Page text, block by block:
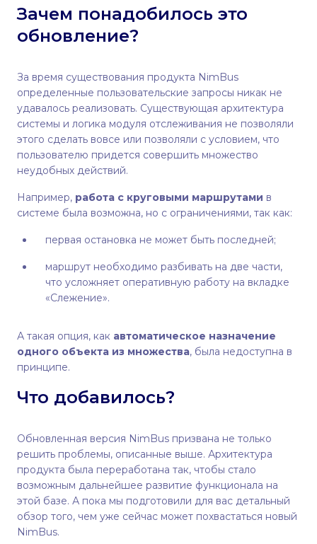
Зачем понадобилось это
обновление?
За время существования продукта NimBus
определенные пользовательские запросы никак не
удавалось реализовать. Существующая архитектура
системы и логика модуля отслеживания не позволяли
этого сделать вовсе или позволяли с условием, что
пользователю придется совершить множество
неудобных действий.
Например, работа с круговыми маршрутами в
системе была возможна, но с ограничениями, так как:
первая остановка не может быть последней;
маршрут необходимо разбивать на две части,
что усложняет оперативную работу на вкладке
«Слежение».
А такая опция, как автоматическое назначение
одного объекта из множества, была недоступна в
принципе.
Что добавилось?
Обновленная версия NimBus призвана не только
решить проблемы, описанные выше. Архитектура
продукта была переработана так, чтобы стало
возможным дальнейшее развитие функционала на
этой базе. А пока мы подготовили для вас детальный
обзор того, чем уже сейчас может похвастаться новый
NimBus.